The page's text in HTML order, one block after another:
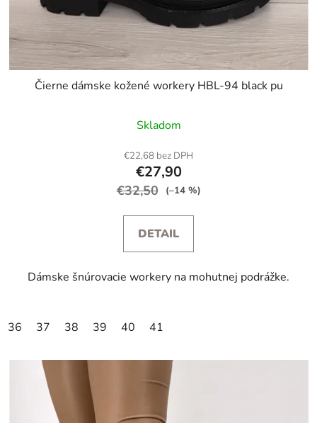
Čierne dámske kožené workery HBL-94 black pu
Skladom
€22,68 bez DPH
€27,90
€32,50 (–14 %)
DETAIL
Dámske šnúrovacie workery na mohutnej podrážke.
36 37 38 39 40 41